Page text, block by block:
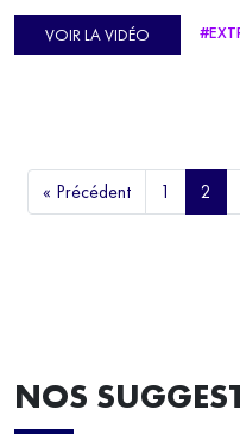
mois, dans une classe de
comprendre comment les
Aude Favre et Nadjet
qu'ils puissent comprendre
VOIR LA VIDÉO
« Précédent 1 2
NOS